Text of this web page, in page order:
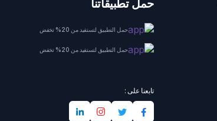
حمل تطبيقاتنا
حمل التطبيق لتستفيد من 20% تخفض
حمل التطبيق لتستفيد من 20% تخفض
تابعنا على :